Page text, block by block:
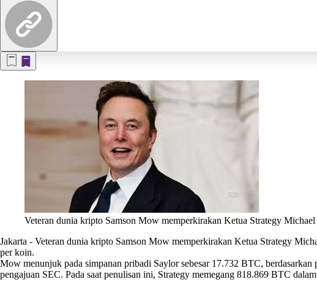
Veteran dunia kripto Samson Mow memperkirakan Ketua Strategy
Jakarta - Veteran dunia kripto Samson Mow memperkirakan Ketua Strategy
per koin.
Mow menunjuk pada simpanan pribadi Saylor sebesar 17.732 BTC,
pengajuan SEC. Pada saat penulisan ini, Strategy memegang 818.869 BTC